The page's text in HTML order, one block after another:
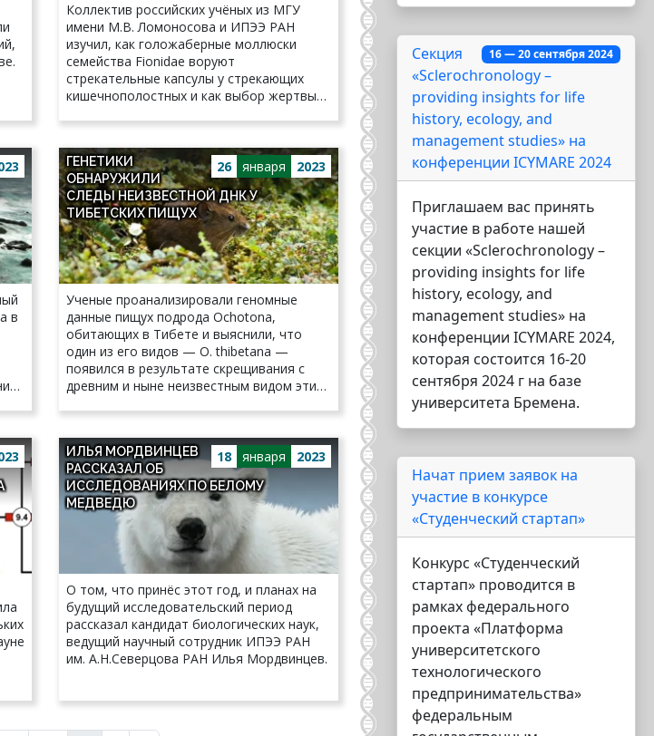
Коллектив российских учёных из МГУ
имени М.В. Ломоносова и ИПЭЭ РАН
изучил, как голожаберные моллюски
семейства Fionidae воруют
стрекательные капсулы у стрекающих
кишечнополостных и как выбор жертвы
в
26 января 2023
ГЕНЕТИКИ
ОБНАРУЖИЛИ
СЛЕДЫ НЕИЗВЕСТНОЙ ДНК У
ТИБЕТСКИХ ПИЩУХ
Ученые проанализировали геномные
данные пищух подрода Ochotona,
обитающих в Тибете и выяснили, что
один из его видов — O. thibetana —
появился в результате скрещивания с
древним и ныне неизвестным видом этих
18 января 2023
ИЛЬЯ МОРДВИНЦЕВ
РАССКАЗАЛ ОБ
ИССЛЕДОВАНИЯХ ПО БЕЛОМУ
МЕДВЕДЮ
О том, что принёс этот год, и планах на
будущий исследовательский период
рассказал кандидат биологических наук,
ведущий научный сотрудник ИПЭЭ РАН
им. А.Н.Северцова РАН Илья Мордвинцев.
16 — 20 сентября 2024
Cекция
«Sclerochronology –
providing insights for life
history, ecology, and
management studies» на
конференции ICYMARE 2024
Приглашаем вас принять
участие в работе нашей
секции «Sclerochronology –
providing insights for life
history, ecology, and
management studies» на
конференции ICYMARE 2024,
которая состоится 16-20
сентября 2024 г на базе
университета Бремена.
Начат прием заявок на
участие в конкурсе
«Студенческий стартап»
Конкурс «Студенческий
стартап» проводится в
рамках федерального
проекта «Платформа
университетского
технологического
предпринимательства»
федеральным